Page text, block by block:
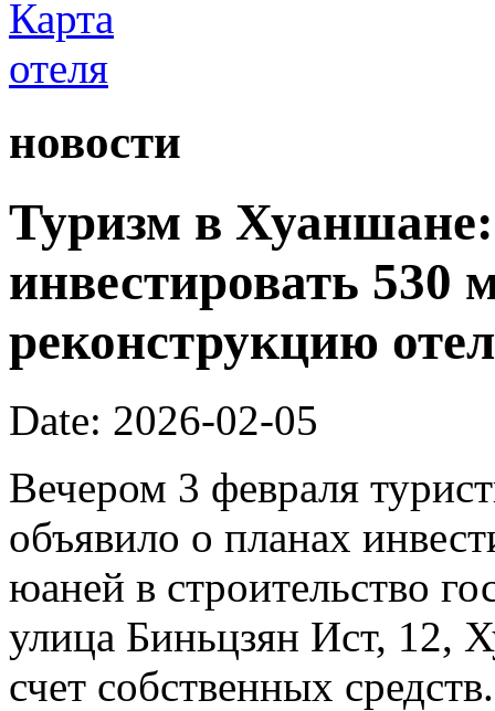
новости
Туризм в
инвестировать 530
реконструкцию
Date: 2026-02-05
Вечером 3 февраля
объявило о планах
юаней в строительство
улица Биньцзян Ист, 12,
счет собственных средств.